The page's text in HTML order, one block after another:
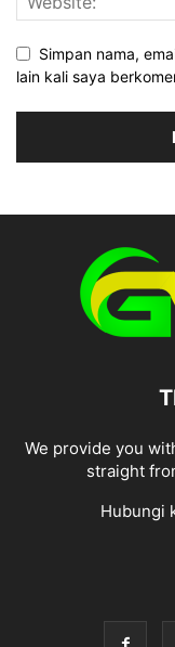
Simpan nama,
lain kali saya
We provide you
straight
Hubungi